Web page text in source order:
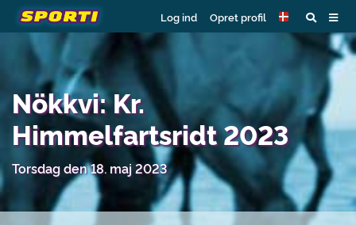
Log ind Opret profil
Nökkvi: Kr.
Himmelfartsridt 2023
Torsdag den 18. maj 2023